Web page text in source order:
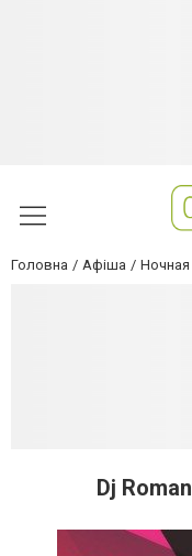
Головна Афіша
Dj